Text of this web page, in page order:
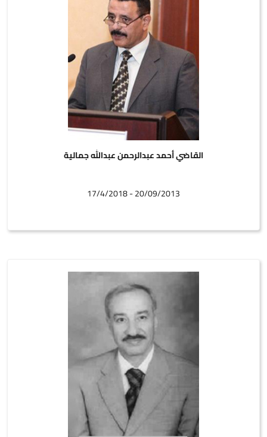
القاضي أحمد عبدالرحمن عبدالله جمالية
20/09/2013 - 17/4/2018